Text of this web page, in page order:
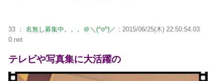
33 ： 名無し募集中。。。＠＼(^o^)／ ：2015/06/25(木) 22:50:54.03
0.net
テレビや写真集に大活躍の